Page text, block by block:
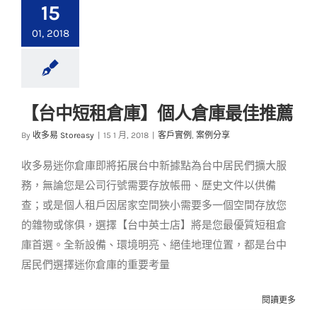
15
01, 2018
【台中短租倉庫】個
客戶實例 案例分享
【台中短租倉庫】個人倉庫最佳推薦
By 收多易 Storeasy 15 1 月, 2018 客戶實例 , 案例分享
收多易迷你倉庫即將拓展台中新據點為台中居民們擴大服
務，無論您是公司行號需要存放帳冊、歷史文件以供備
查；或是個人租戶因居家空間狹小需要多一個空間存放您
的雜物或傢俱，選擇【台中英士店】將是您最優質短租倉
庫首選。全新設備、環境明亮、絕佳地理位置，都是台中
居民們選擇迷你倉庫的重要考量
閱讀更多